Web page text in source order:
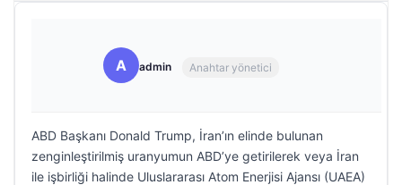
A admin Anahtar yönetici
ABD Başkanı Donald Trump, İran’ın elinde bulunan
zenginleştirilmiş uranyumun ABD’ye getirilerek veya İran
ile işbirliği halinde Uluslararası Atom Enerjisi Ajansı (UAEA)